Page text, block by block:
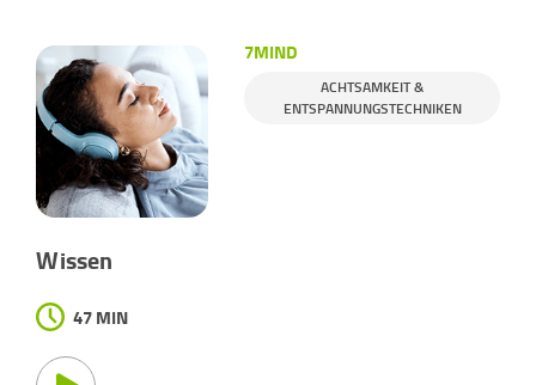
7MIND
ACHTSAMKEIT &
ENTSPANNUNGSTECHNIKEN
Wissen
47 MIN